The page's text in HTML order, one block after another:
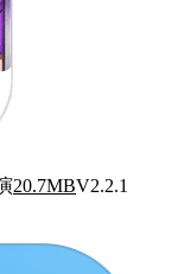
20.7MBV2.2.1